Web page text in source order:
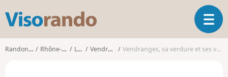
s
o
O
u
Randonnées Rhône-Alpes Loire Vendranges Vendranges, sa verdure et ses vallonnements